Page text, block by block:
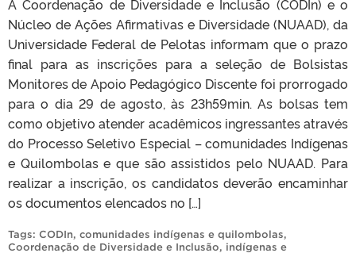
A Coordenação de Diversidade e Inclusão (CODIn) e o
Núcleo de Ações Afirmativas e Diversidade (NUAAD), da
Universidade Federal de Pelotas informam que o prazo
final para as inscrições para a seleção de Bolsistas
Monitores de Apoio Pedagógico Discente foi prorrogado
para o dia 29 de agosto, às 23h59min. As bolsas tem
como objetivo atender acadêmicos ingressantes através
do Processo Seletivo Especial – comunidades Indígenas
e Quilombolas e que são assistidos pelo NUAAD. Para
realizar a inscrição, os candidatos deverão encaminhar
os documentos elencados no […]
Tags: CODIn, comunidades indígenas e quilombolas,
Coordenação de Diversidade e Inclusão, indígenas e